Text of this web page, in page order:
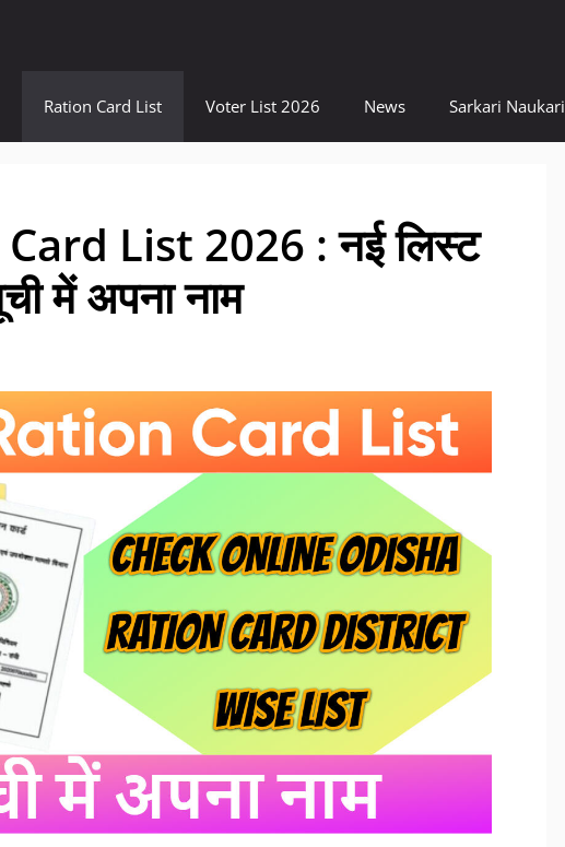
Ration Card List Voter List 2026 News Sarkari Naukari
List 2026 : नई लिस्ट
में अपना नाम